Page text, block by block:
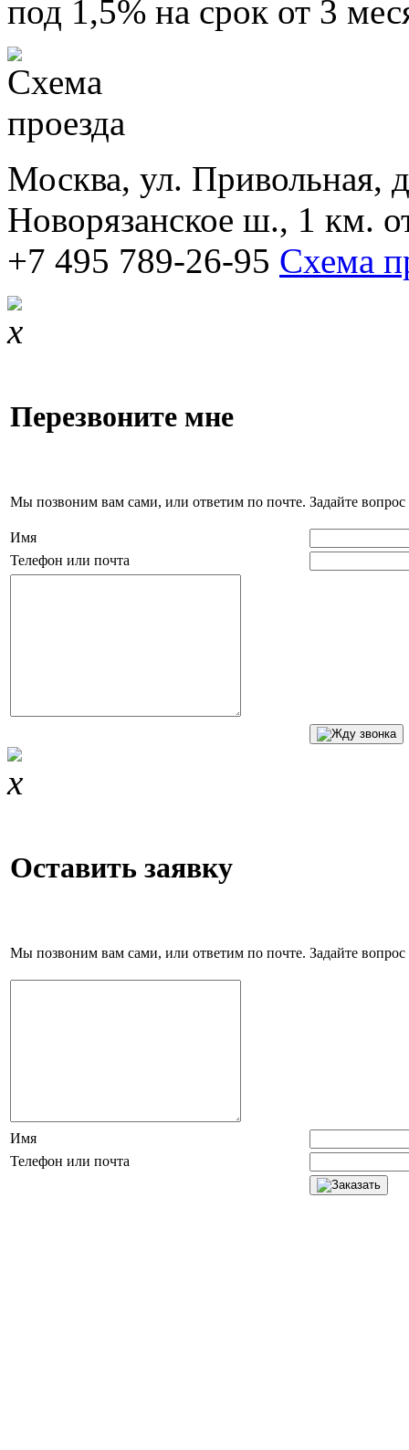
под 1,5% на срок от 3
Москва, ул. Привольная,
Новорязанское ш., 1 км.
+7 495 789-26-95 Схема
Перезвоните мне
Мы позвоним вам сами, или ответим по почте. Задайте
Имя
Телефон или почта
Оставить заявку
Мы позвоним вам сами, или ответим по почте. Задайте
Имя
Телефон или почта